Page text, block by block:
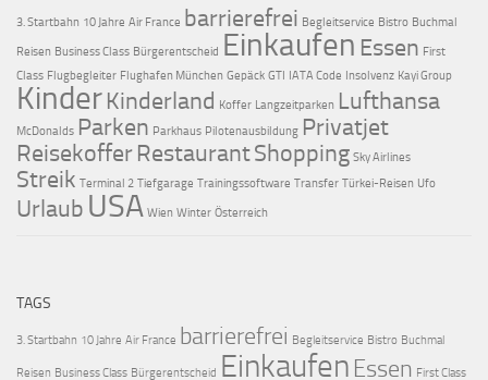
3. Startbahn 10 Jahre Air France barrierefrei Begleitservice Bistro Buchmal
Reisen Business Class Bürgerentscheid Einkaufen Essen First
Class Flugbegleiter Flughafen München Gepäck GTI IATA Code Insolvenz Kayi Group
KinderKinderland Koffer Langzeitparken Lufthansa
McDonalds Parken Parkhaus Pilotenausbildung Privatjet
ReisekofferRestaurantShopping Sky Airlines
Streik Terminal 2 Tiefgarage Trainingssoftware Transfer Türkei-Reisen Ufo
Urlaub USA Wien Winter Österreich
TAGS
3. Startbahn 10 Jahre Air France barrierefrei Begleitservice Bistro Buchmal
Reisen Business Class Bürgerentscheid Einkaufen Essen First Class